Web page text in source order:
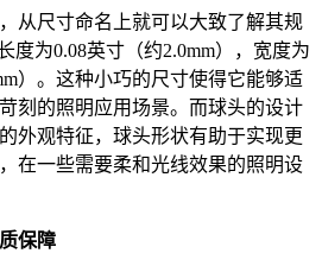
从尺寸命名上就可以大致了解其规
度为0.08英寸（约2.0mm），宽度为
）。这种小巧的尺寸使得它能够适
刻的照明应用场景。而球头的设计
外观特征，球头形状有助于实现更
在一些需要柔和光线效果的照明设
保障